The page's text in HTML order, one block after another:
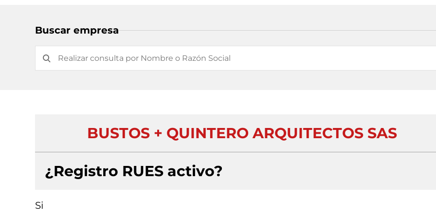
Buscar empresa
BUSTOS + QUINTERO ARQUITECTOS SAS
¿Registro RUES activo?
Si